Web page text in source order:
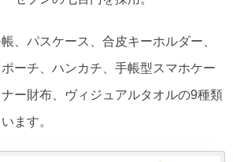
、パスケース、合皮キーホルダー、
ーチ、ハンカチ、手帳型スマホケー
ー財布、ヴィジュアルタオルの9種類
ます。